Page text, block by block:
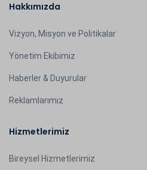
Hakkımızda
Vizyon, Misyon ve Politikalar
Yönetim Ekibimiz
Haberler & Duyurular
Reklamlarımız
Hizmetlerimiz
Bireysel Hizmetlerimiz